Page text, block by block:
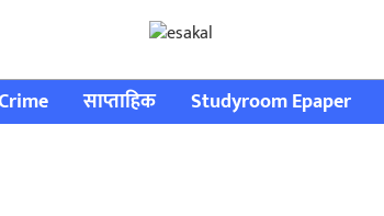
साप्ताहिक Studyroom Epaper